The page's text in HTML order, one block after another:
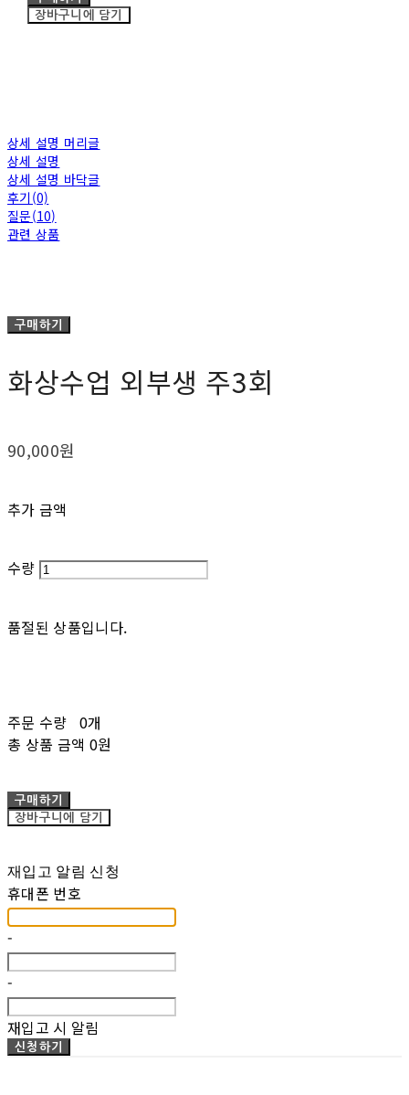
장바구니에 담기
상세 설명 머리글
상세 설명
상세 설명 바닥글
후기(0)
질문(10)
관련 상품
구매하기
화상수업 외부생 주3회
90,000원
추가 금액
수량
품절된 상품입니다.
주문 수량 0개
총 상품 금액 0원
구매하기
장바구니에 담기
재입고 알림 신청
휴대폰 번호
-
-
재입고 시 알림
신청하기